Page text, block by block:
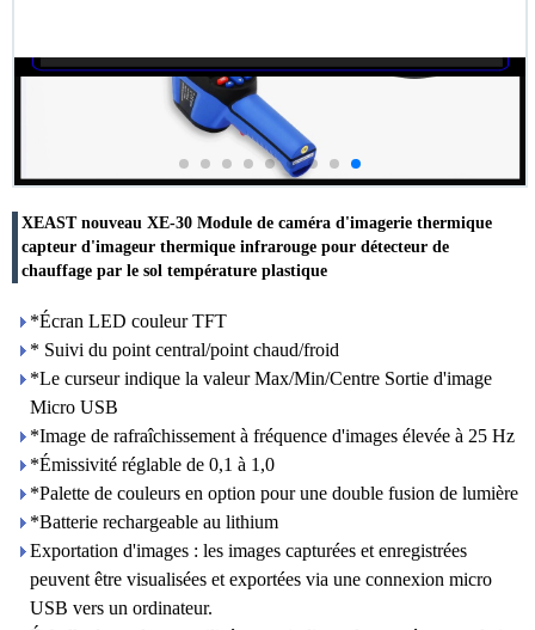
XEAST nouveau XE-30 Module de caméra d'imagerie thermique
capteur d'imageur thermique infrarouge pour détecteur de
chauffage par le sol température plastique
*Écran LED couleur TFT
* Suivi du point central/point chaud/froid
*Le curseur indique la valeur Max/Min/Centre Sortie d'image
Micro USB
*Image de rafraîchissement à fréquence d'images élevée à 25 Hz
*Émissivité réglable de 0,1 à 1,0
*Palette de couleurs en option pour une double fusion de lumière
*Batterie rechargeable au lithium
Exportation d'images : les images capturées et enregistrées
peuvent être visualisées et exportées via une connexion micro
USB vers un ordinateur.